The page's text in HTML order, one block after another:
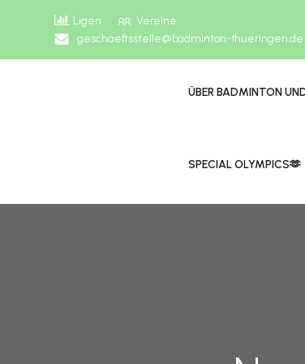
Ligen
Vereine
geschaeftsstelle@badminton-thueringen.de
ÜBER BADMINTON
​​SPECIAL OLYMPICS🫶